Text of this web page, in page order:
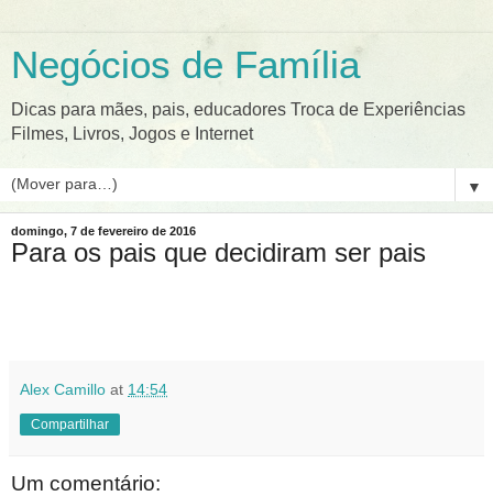
Negócios de Família
Dicas para mães, pais, educadores Troca de Experiências
Filmes, Livros, Jogos e Internet
▼
domingo, 7 de fevereiro de 2016
Para os pais que decidiram ser pais
Alex Camillo at 14:54
Compartilhar
Um comentário: